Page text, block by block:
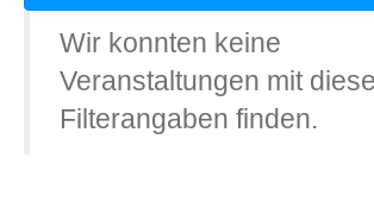
Wir konnten keine
Veranstaltungen mit
Filterangaben finden.